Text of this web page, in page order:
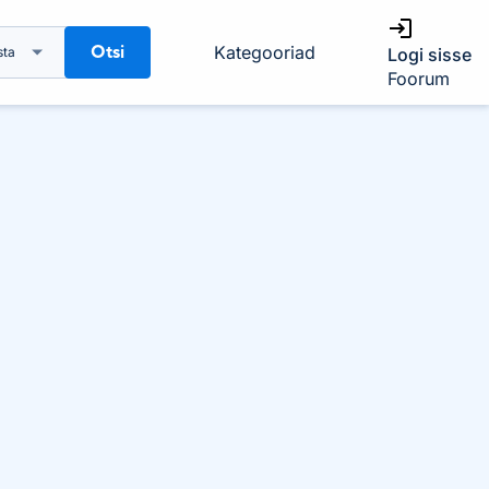
Otsi Kategooriad
Logi sisse
Foorum